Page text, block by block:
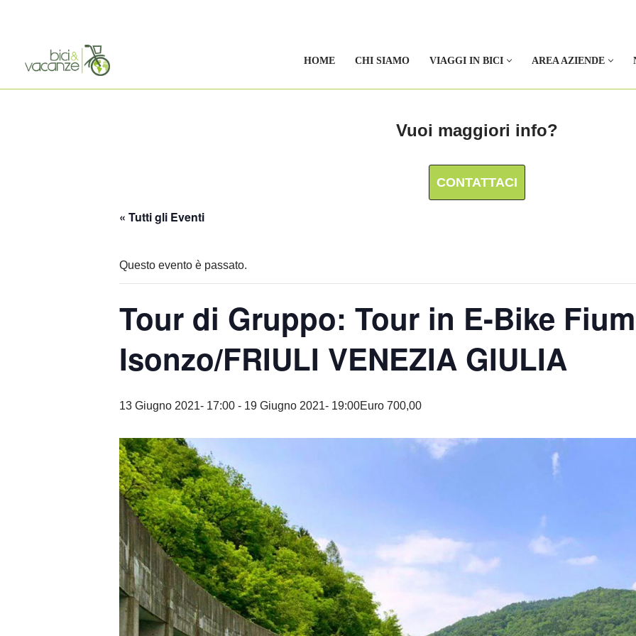
HOME CHI SIAMO VIAGGI IN BICI AREA AZIENDE
Vuoi maggiori info?
CONTATTACI
« Tutti gli Eventi
Questo evento è passato.
Tour di Gruppo: Tour in E-Bike
Isonzo/FRIULI VENEZIA GIULIA
13 Giugno 2021- 17:00 - 19 Giugno 2021- 19:00Euro 700,00